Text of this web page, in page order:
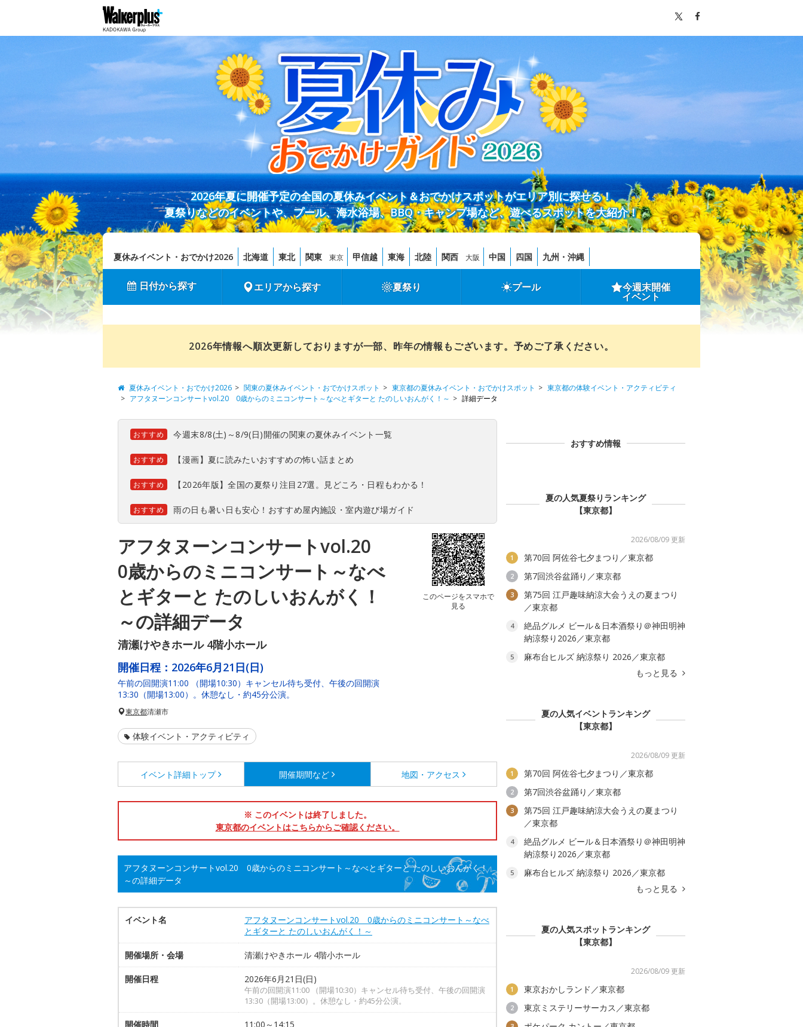
2026年夏に開催予定の全国の夏休みイベント＆おでかけスポットがエリア別に探せる！
夏祭りなどのイベントや、プール、海水浴場、BBQ・キャンプ場など、遊べるスポットを大紹介！
夏休みイベント・おでかけ2026 北海道 東北 関東 東京 甲信越 東海 北陸 関西 大阪 中国 四国 九州・沖縄
日付から探す エリアから探す 夏祭り プール 今週末開催
イベント
2026年情報へ順次更新しておりますが一部、昨年の情報もございます。予めご了承ください。
夏休みイベント・おでかけ2026 関東の夏休みイベント・おでかけスポット 東京都の夏休みイベント・おでかけスポット
東京都の体験イベント・アクティビティ
アフタヌーンコンサートvol.20 0歳からのミニコンサート～なべとギターと たのしいおんがく！～
詳細データ
おすすめ 今週末8/8(土)～8/9(日)開催の関東の夏休みイベント一覧
おすすめ 【漫画】夏に読みたいおすすめの怖い話まとめ
おすすめ 【2026年版】全国の夏祭り注目27選。見どころ・日程もわかる！
おすすめ 雨の日も暑い日も安心！おすすめ屋内施設・室内遊び場ガイド
アフタヌーンコンサートvol.20
0歳からのミニコンサート～なべ
とギターと たのしいおんがく！
～の詳細データ
清瀬けやきホール 4階小ホール
このページをスマホで
見る
開催日程： 2026年6月21日(日)
午前の回開演11:00 （開場10:30）キャンセル待ち受付、午後の回開演
13:30（開場13:00）。休憩なし・約45分公演。
東京都清瀬市
体験イベント・アクティビティ
イベント詳細 トップ 開催期間など 地図・アクセス
※ このイベントは終了しました。
東京都のイベントはこちらからご確認ください。
アフタヌーンコンサートvol.20 0歳からのミニコンサート～なべとギターと たのしいおんがく！
～の詳細データ
イベント名
アフタヌーンコンサートvol.20 0歳からのミニコンサート～なべ
とギターと たのしいおんがく！～
開催場所・会場 清瀬けやきホール 4階小ホール
開催日程 2026年6月21日(日)
午前の回開演11:00 （開場10:30）キャンセル待ち受付、午後の回開演
13:30（開場13:00）。休憩なし・約45分公演。
開催時間 11:00～14:15
おすすめ情報
夏の人気夏祭りランキング
【東京都】
2026/08/09 更新
1 第70回 阿佐谷七夕まつり／東京都
2 第7回渋谷盆踊り／東京都
3
第75回 江戸趣味納涼大会うえの夏まつり
／東京都
4
絶品グルメ ビール＆日本酒祭り＠神田明神
納涼祭り2026／東京都
5
麻布台ヒルズ 納涼祭り 2026／東京都
もっと見る
夏の人気イベントランキング
【東京都】
2026/08/09 更新
1 第70回 阿佐谷七夕まつり／東京都
2 第7回渋谷盆踊り／東京都
3
第75回 江戸趣味納涼大会うえの夏まつり
／東京都
4
絶品グルメ ビール＆日本酒祭り＠神田明神
納涼祭り2026／東京都
5
麻布台ヒルズ 納涼祭り 2026／東京都
もっと見る
夏の人気スポットランキング
【東京都】
2026/08/09 更新
1 東京おかしランド／東京都
2 東京ミステリーサーカス／東京都